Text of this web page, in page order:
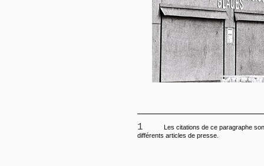
1
Les citations de ce paragraphe
différents articles de presse.